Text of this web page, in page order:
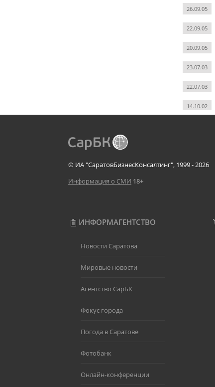
26.09.05
22.09.05
20.09.05
23.07.03
22.07.03
14.10.02
© ИА "СаратовБизнесКонсалтинг", 1999 - 2026
Информация о СМИ 18+
ИНФОРМАГЕНТСТВО
Новости Саратова
Мировые новости
Агентство СарБК
Фокус города
Погода в Саратове
Фотобанк
Онлайн-конференции